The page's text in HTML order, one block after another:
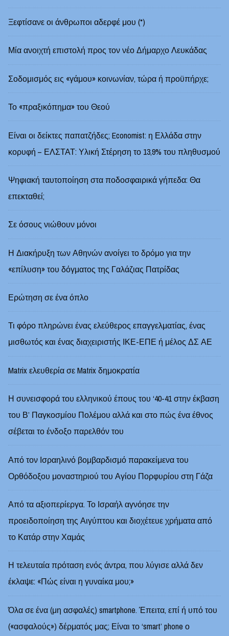
Ξεφτίσανε οι άνθρωποι αδερφέ μου (*)
Μία ανοιχτή επιστολή προς τον νέο Δήμαρχο Λευκάδας
Σοδομισμός εις «γάμου» κοινωνίαν, τώρα ή προϋπήρχε;
Το «πραξικόπημα» του Θεού
Είναι οι δείκτες παπατζήδες; Economist: η Ελλάδα στην
κορυφή – ΕΛΣΤΑΤ: Υλική Στέρηση το 13,9% του πληθυσμού
Ψηφιακή ταυτοποίηση στα ποδοσφαιρικά γήπεδα: Θα
επεκταθεί;
Σε όσους νιώθουν μόνοι
Η Διακήρυξη των Αθηνών ανοίγει το δρόμο για την
«επίλυση» του δόγματος της Γαλάζιας Πατρίδας
Ερώτηση σε ένα όπλο
Τι φόρο πληρώνει ένας ελεύθερος επαγγελματίας, ένας
μισθωτός και ένας διαχειριστής ΙΚΕ-ΕΠΕ ή μέλος ΔΣ ΑΕ
Matrix ελευθερία σε Matrix δημοκρατία
Η συνεισφορά του ελληνικού έπους του ‘40-41 στην έκβαση
του Β’ Παγκοσμίου Πολέμου αλλά και στο πώς ένα έθνος
σέβεται το ένδοξο παρελθόν του
Από τον Ισραηλινό βομβαρδισμό παρακείμενα του
Ορθόδοξου μοναστηριού του Αγίου Πορφυρίου στη Γάζα
Από τα αξιοπερίεργα. Το Ισραήλ αγνόησε την
προειδοποίηση της Αιγύπτου και διοχέτευε χρήματα από
το Κατάρ στην Χαμάς
Η τελευταία πρόταση ενός άντρα, που λύγισε αλλά δεν
έκλαψε: «Πώς είναι η γυναίκα μου;»
Όλα σε ένα (μη ασφαλές) smartphone. Έπειτα, επί ή υπό του
(«ασφαλούς») δέρματός μας; Είναι το ‘smart’ phone ο